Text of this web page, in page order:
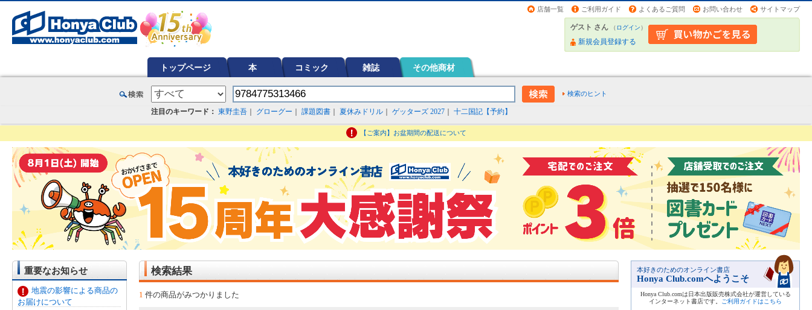
店舗一覧 ご利用ガイド よくあるご質問 お問い合わせ サイトマップ
ゲスト さん （ログイン）
新規会員登録する
トップページ 本 コミック 雑誌 その他商材
検索のヒント
注目のキーワード： 東野圭吾 グローグー 課題図書 夏休みドリル ゲッターズ 2027 十二国記【予約】
【ご案内】お盆期間の配送について
重要なお知らせ
地震の影響による商品の
お届けについて
検索結果
1 件の商品がみつかりました
本好きのためのオンライン書店
Honya Club.comへようこそ
Honya Club.comは日本出版販売株式会社が運営している
インターネット書店です。
ご利用ガイドはこちら